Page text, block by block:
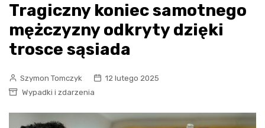
Tragiczny koniec samotnego
mężczyzny odkryty dzięki
trosce sąsiada
Szymon Tomczyk
12 lutego 2025
Wypadki i zdarzenia